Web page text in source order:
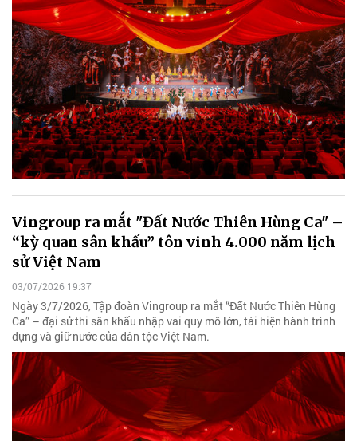
Vingroup ra mắt "Đất Nước Thiên Hùng Ca" –
“kỳ quan sân khấu” tôn vinh 4.000 năm lịch
sử Việt Nam
03/07/2026 19:37
Ngày 3/7/2026, Tập đoàn Vingroup ra mắt “Đất Nước Thiên Hùng
Ca” – đại sử thi sân khấu nhập vai quy mô lớn, tái hiện hành trình
dựng và giữ nước của dân tộc Việt Nam.